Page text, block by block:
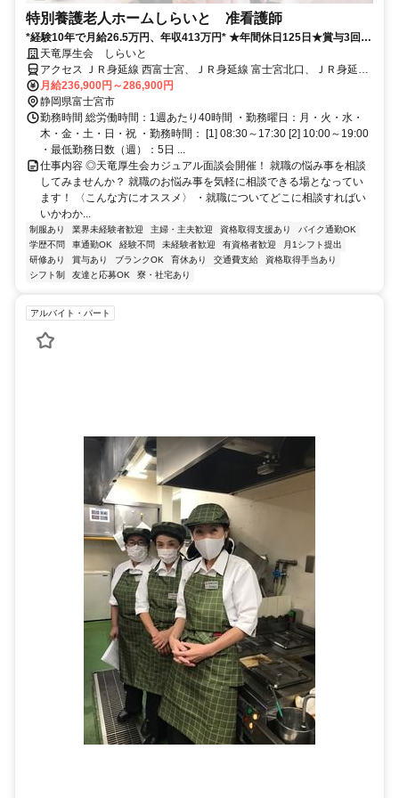
特別養護老人ホームしらいと 准看護師
*経験10年で月給26.5万円、年収413万円* ★年間休日125日★賞与3回
（4.8ヶ月）★ブランクOK★
天竜厚生会 しらいと
アクセス ＪＲ身延線 西富士宮、ＪＲ身延線 富士宮北口、ＪＲ身延線
源道寺西口
月給236,900円～286,900円
静岡県富士宮市
勤務時間 総労働時間：1週あたり40時間 ・勤務曜日：月・火・水・
木・金・土・日・祝 ・勤務時間： [1] 08:30～17:30 [2] 10:00～19:00
・最低勤務日数（週）：5日 ...
仕事内容 ◎天竜厚生会カジュアル面談会開催！ 就職の悩み事を相談
してみませんか？ 就職のお悩み事を気軽に相談できる場となってい
ます！ 〈こんな方にオススメ〉 ・就職についてどこに相談すればい
いかわか...
制服あり 業界未経験者歓迎 主婦・主夫歓迎 資格取得支援あり
バイク通勤OK
学歴不問
車通勤OK 経験不問 未経験者歓迎 有資格者歓迎
月1シフト提出
研修あり
賞与あり ブランクOK 育休あり 交通費支給
資格取得手当あり
シフト制
友達と応募OK 寮・社宅あり
アルバイト・パート